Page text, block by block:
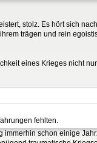
stolz. Es hört sich
trägen und rein
eines Krieges nicht
fehlten.
schon einige